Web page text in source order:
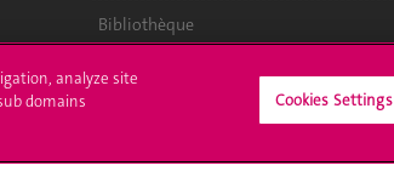
Bibliothèque
Calendrier académique
analyze site
domains
Cookies Settings